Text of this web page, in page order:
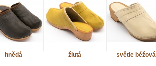
hnědá žlutá světle béžová